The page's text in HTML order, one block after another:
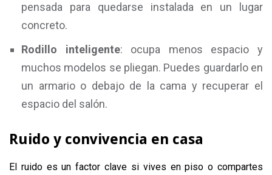
pensada para quedarse instalada en un lugar
concreto.
Rodillo inteligente: ocupa menos espacio y
muchos modelos se pliegan. Puedes guardarlo en
un armario o debajo de la cama y recuperar el
espacio del salón.
Ruido y convivencia en casa
El ruido es un factor clave si vives en piso o compartes